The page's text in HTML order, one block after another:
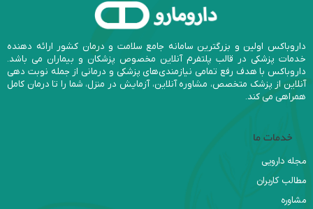
داروباکس اولین و بزرگترین سامانه جامع سلامت و درمان کشور ارائه دهنده
خدمات پزشکی در قالب پلتفرم آنلاین مخصوص پزشکان و بیماران می باشد.
داروباکس با هدف رفع تمامی نیازمندی‌های پزشکی و درمانی از جمله نوبت دهی
آنلاین از پزشک متخصص، مشاوره آنلاین، آزمایش در منزل، شما را تا درمان کامل
همراهی می کند.
خدمات ما
مجله دارویی
مطالب کاربران
مشاوره